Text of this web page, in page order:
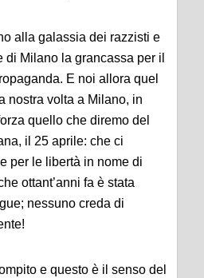
alla galassia dei razzisti e
di Milano la grancassa per il
E noi allora quel
nostra volta a Milano, in
quello che diremo del
il 25 aprile: che ci
e per le libertà in nome di
ottant’anni fa è stata
nessuno creda di
e questo è il senso del